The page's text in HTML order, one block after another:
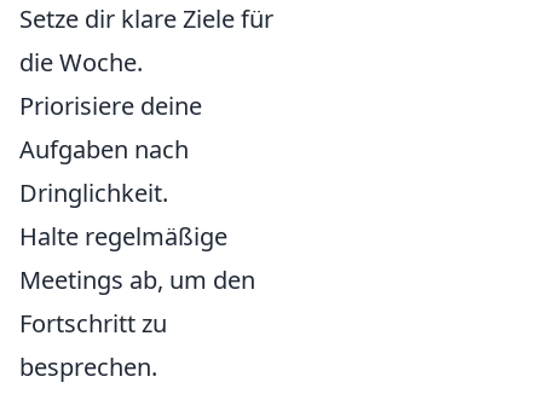
Setze dir klare Ziele für
die Woche.
Priorisiere deine
Aufgaben nach
Dringlichkeit.
Halte regelmäßige
Meetings ab, um den
Fortschritt zu
besprechen.